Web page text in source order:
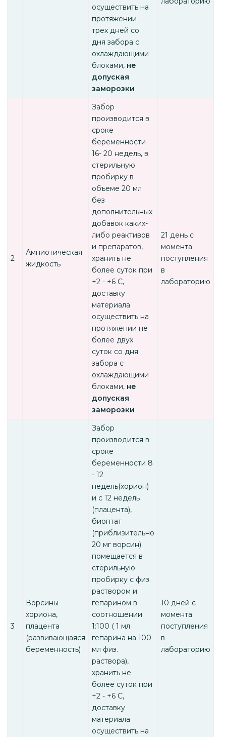
осуществить на
протяжении
трех дней со
дня забора с
охлаждающими
блоками, не
допуская
заморозки
2
Амниотическая
жидкость
Забор
производится в
сроке
беременности
16- 20 недель, в
стерильную
пробирку в
объеме 20 мл
без
дополнительных
добавок каких-
либо реактивов
и препаратов,
хранить не
более суток при
+2 - +6 С,
доставку
материала
осуществить на
протяжении не
более двух
суток со дня
забора с
охлаждающими
блоками, не
допуская
заморозки
21 день с
момента
поступления
в
лабораторию
3
Ворсины
хориона,
плацента
(развивающаяся
беременность)
Забор
производится в
сроке
беременности 8
- 12
недель(хорион)
и с 12 недель
(плацента),
биоптат
(приблизительно
20 мг ворсин)
помещается в
стерильную
пробирку с физ.
раствором и
гепарином в
соотношении
1:100 ( 1 мл
гепарина на 100
мл физ.
раствора),
хранить не
более суток при
+2 - +6 С,
доставку
материала
осуществить на
10 дней с
момента
поступления
в
лабораторию